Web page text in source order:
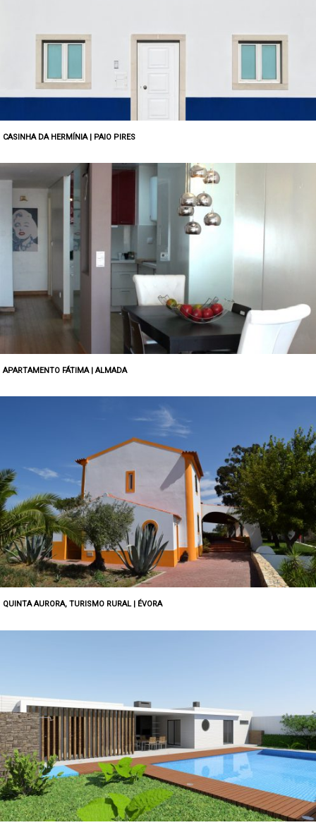
CASINHA DA HERMÍNIA | PAIO PIRES
APARTAMENTO FÁTIMA | ALMADA
QUINTA AURORA, TURISMO RURAL | ÉVORA